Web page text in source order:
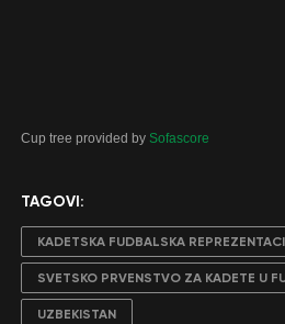
Cup tree provided by Sofascore
TAGOVI:
KADETSKA FUDBALSKA
SVETSKO PRVENSTVO ZA KADETE U
UZBEKISTAN